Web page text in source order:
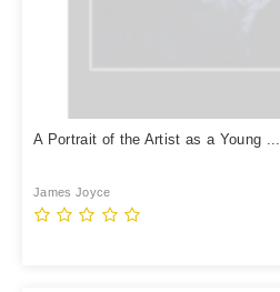
A Portrait of the Artist as a Young ...
James Joyce